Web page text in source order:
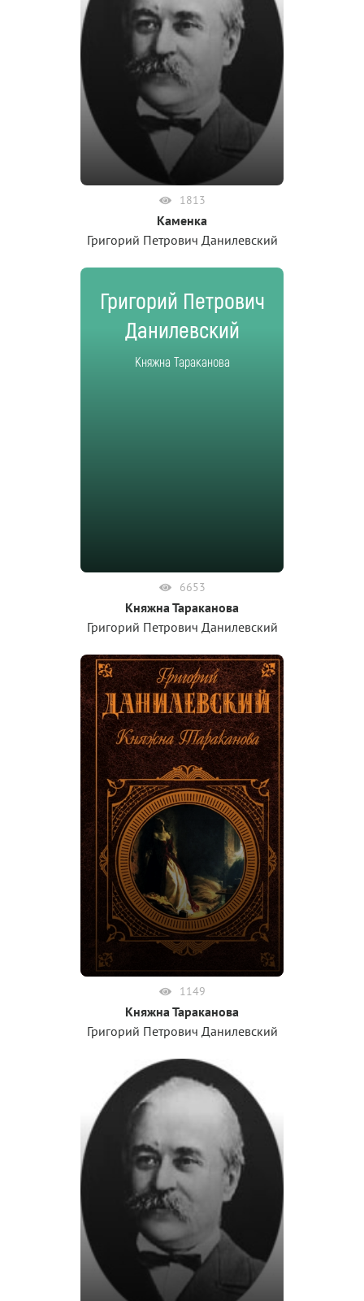
1813
Каменка
Григорий Петрович Данилевский
Григорий Петрович
Данилевский
Княжна Тараканова
6653
Княжна Тараканова
Григорий Петрович Данилевский
1149
Княжна Тараканова
Григорий Петрович Данилевский